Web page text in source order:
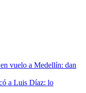
vuelo a Medellín: dan
a Luis Díaz: lo